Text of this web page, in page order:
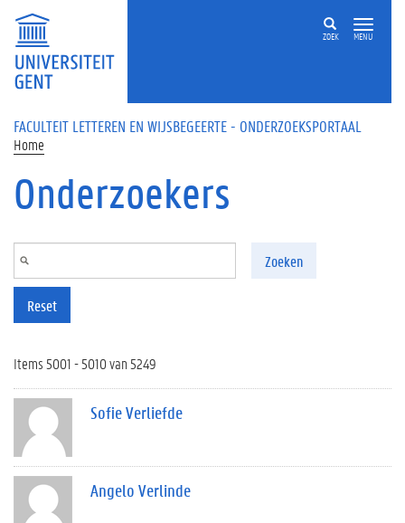
Overslaan en naar de inhoud gaan
ZOEK MENU
FACULTEIT LETTEREN EN WIJSBEGEERTE - ONDERZOEKSPORTAAL
Home
Onderzoekers
Zoeken
Reset
Items 5001 - 5010 van 5249
Sofie Verliefde
Angelo Verlinde